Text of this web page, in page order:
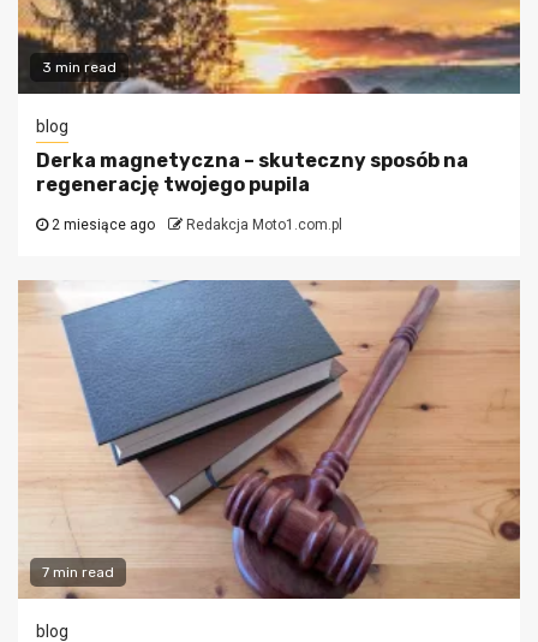
3 min read
blog
Derka magnetyczna – skuteczny sposób na
regenerację twojego pupila
2 miesiące ago Redakcja Moto1.com.pl
7 min read
blog